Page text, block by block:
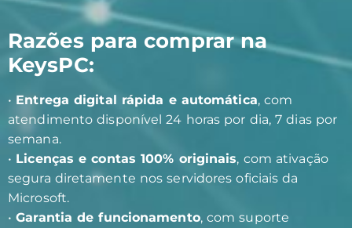
Razões para comprar na
KeysPC:
• Entrega digital rápida e automática, com
atendimento disponível 24 horas por dia, 7 dias por
semana.
• Licenças e contas 100% originais, com ativação
segura diretamente nos servidores oficiais da
Microsoft.
•Garantia de funcionamento, com suporte